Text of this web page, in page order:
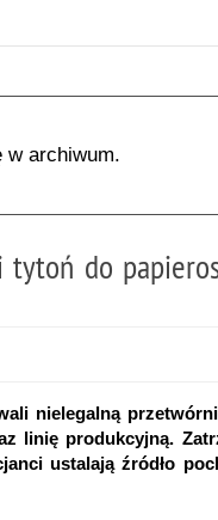
w archiwum.
do
nielegalną
linię produkcyjną.
ustalają źródło